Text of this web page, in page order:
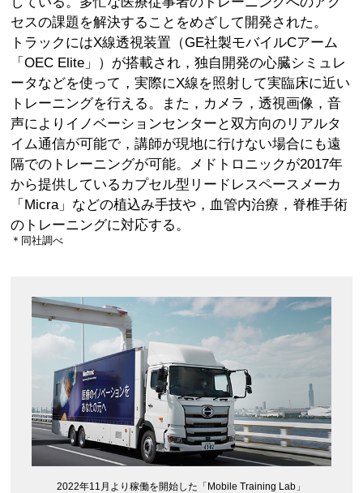
セスの課題を解決することをめざして開発された。
トラックにはX線透視装置（GE社製モバイルCアーム
「OEC Elite」）が搭載され，独自開発の心臓シミュレ
ータなどを使って，実際にX線を照射して実臨床に近い
トレーニングを行える。また，カメラ，透視画像，音
声によりイノベーションセンターと双方向のリアルタ
イム通信が可能で，講師が現地に行けない場合にも遠
隔でのトレーニングが可能。メドトロニックが2017年
から提供しているカプセル型リードレスペースメーカ
「Micra」などの植込み手技や，血管内治療，脊椎手術
のトレーニングに対応する。
＊同社調べ
2022年11月より稼働を開始した「Mobile Training Lab」